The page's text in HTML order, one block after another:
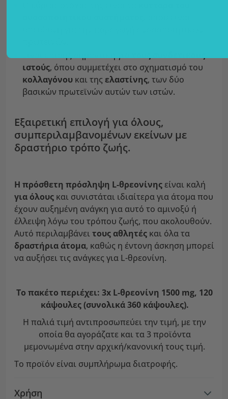
ιστούς, όπου συμμετέχει στο σχηματισμό του
κολλαγόνου και της ελαστίνης, των δύο
βασικών πρωτεϊνών αυτών των ιστών.
Εξαιρετική επιλογή για όλους,
συμπεριλαμβανομένων εκείνων με
δραστήριο τρόπο ζωής.
Η πρόσθετη πρόσληψη L-θρεονίνης είναι καλή
για όλους και συνιστάται ιδιαίτερα για άτομα που
έχουν αυξημένη ανάγκη για αυτό το αμινοξύ ή
έλλειψη λόγω του τρόπου ζωής, που ακολουθούν.
Αυτό περιλαμβάνειτους αθλητές και όλα τα
δραστήρια άτομα, καθώς η έντονη άσκηση μπορεί
να αυξήσει τις ανάγκες για L-θρεονίνη.
Το πακέτο περιέχει: 3x L-θρεονίνη 1500 mg, 120
κάψουλες (συνολικά 360 κάψουλες).
Η παλιά τιμή αντιπροσωπεύει την τιμή, με την
οποία θα αγοράζατε και τα 3 προϊόντα
μεμονωμένα στην αρχική/κανονική τους τιμή.
Το προϊόν είναι συμπλήρωμα διατροφής.
Χρήση